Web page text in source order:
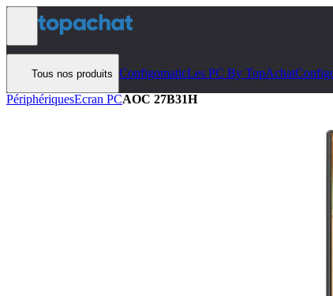
Aller au contenu
Tous nos produits ConfigomaticLes PC By TopAchat
PériphériquesEcran PCAOC 27B31H